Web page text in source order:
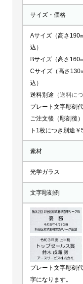
サイズ・価格
Aサイズ（高さ190
込）
Bサイズ（高さ160
Cサイズ（高さ
込）
送料別途 （送料に
プレート文字彫刻
ご注文後（彫刻後
ト1枚につき別途￥
素材
光学ガラス
文字彫刻例
プレート文字彫刻
字になります。